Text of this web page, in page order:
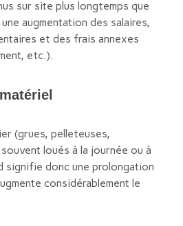
sur site plus longtemps que
augmentation des salaires,
et des frais annexes
etc.).
(grues, pelleteuses,
loués à la journée ou à
signifie donc une prolongation
considérablement le